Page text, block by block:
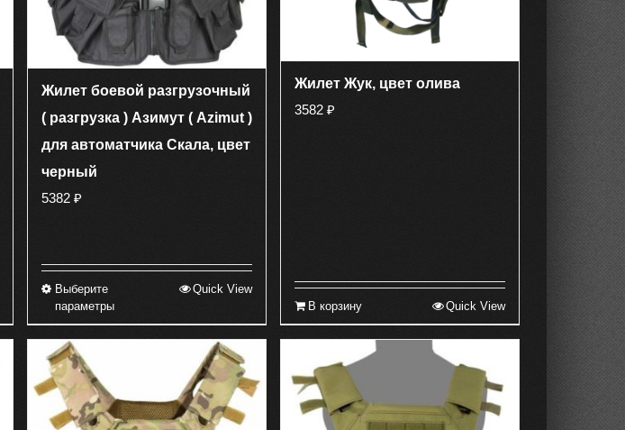
странице
товара.
странице
товара.
Жилет боевой разгрузочный
( разгрузка ) Азимут ( Azimut )
для автоматчика Скала, цвет
черный
5382 ₽
Выберите
параметры
имеет
несколько
вариаций.
Опции
Quick View
Жилет Жук, цвет олива
3582 ₽
В корзину Quick View